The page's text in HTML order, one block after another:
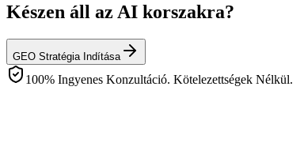
Készen áll az AI korszakra?
GEO Stratégia Indítása
100% Ingyenes Konzultáció. Kötelezettségek Nélkül.